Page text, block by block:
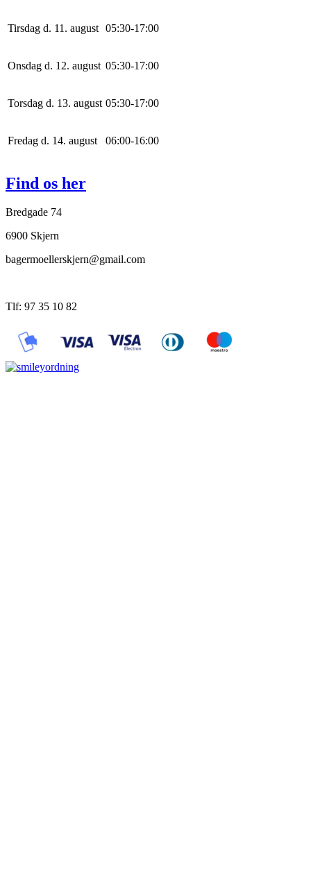
Tirsdag d. 11. august 05:30-17:00
Onsdag d. 12. august 05:30-17:00
Torsdag d. 13. august 05:30-17:00
Fredag d. 14. august 06:00-16:00
Find os her
Bredgade 74
6900 Skjern
bagermoellerskjern@gmail.com
Tlf: 97 35 10 82